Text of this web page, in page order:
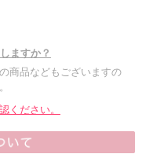
ますか？
商品などもございますの
ください。